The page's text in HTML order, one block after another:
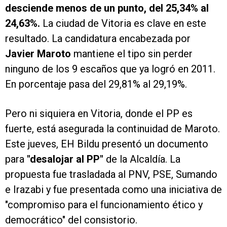
desciende menos de un punto, del 25,34% al
24,63%. La ciudad de Vitoria es clave en este
resultado. La candidatura encabezada por
Javier Maroto mantiene el tipo sin perder
ninguno de los 9 escaños que ya logró en 2011.
En porcentaje pasa del 29,81% al 29,19%.
Pero ni siquiera en Vitoria, donde el PP es
fuerte, está asegurada la continuidad de Maroto.
Este jueves, EH Bildu presentó un documento
para "desalojar al PP" de la Alcaldía. La
propuesta fue trasladada al PNV, PSE, Sumando
e Irazabi y fue presentada como una iniciativa de
"compromiso para el funcionamiento ético y
democrático" del consistorio.